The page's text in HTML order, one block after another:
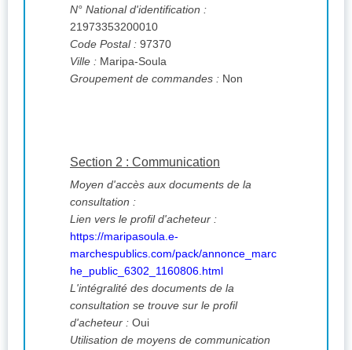
N° National d'identification :
21973353200010
Code Postal : 97370
Ville : Maripa-Soula
Groupement de commandes : Non
Section 2 : Communication
Moyen d'accès aux documents de la
consultation :
Lien vers le profil d'acheteur :
https://maripasoula.e-
marchespublics.com/pack/annonce_marc
he_public_6302_1160806.html
L'intégralité des documents de la
consultation se trouve sur le profil
d'acheteur : Oui
Utilisation de moyens de communication